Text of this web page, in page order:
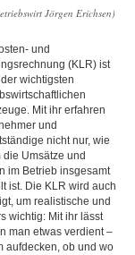
Jörgen Erichsen)
und
(KLR) ist
wichtigsten
Mit ihr erfahren
und
nicht nur, wie
die Umsätze und
im Betrieb insgesamt
ist. Die KLR wird auch
um realistische und
wichtig: Mit ihr lässt
man etwas verdient –
aufdecken, ob und wo